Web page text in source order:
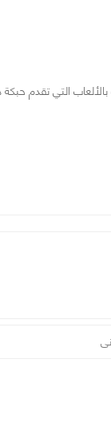
والمجال التقني منذ 11 عام، وشغوف